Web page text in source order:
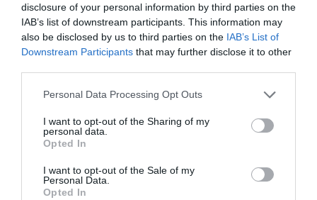
disclosure of your personal information by third parties on the
IAB’s list of downstream participants. This information may
also be disclosed by us to third parties on the IAB’s List of
Downstream Participants that may further disclose it to other
Please note that this website/app uses one or more Google
not limited to your visit or usage behaviour. You may click to
grant or deny consent to Google and its third-party tags to
use your data for below specified purposes in below Google
consent section.
Personal Data Processing Opt Outs
I want to opt-out of the Sharing of my
personal data.
Opted In
I want to opt-out of the Sale of my
Personal Data.
Opted In
Detalles del producto
Desayunos Dulces y pan
Subcategoría